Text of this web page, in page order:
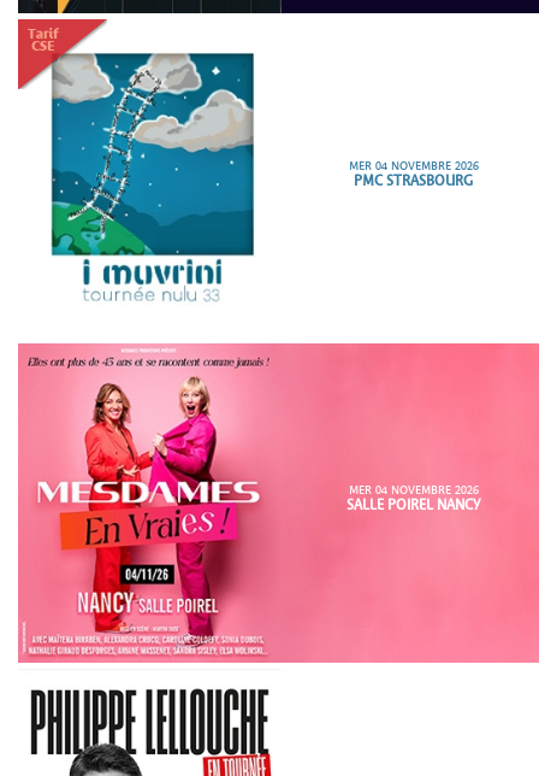
MER 04 NOVEMBRE 2026
PMC STRASBOURG
MER 04 NOVEMBRE 2026
SALLE POIREL NANCY